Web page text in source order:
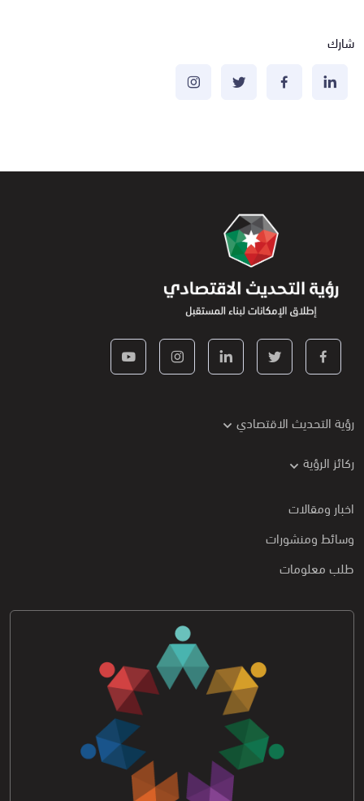
شارك
رؤية التحديث الاقتصادي
ركائز الرؤية
اخبار ومقالات
وسائط ومنشورات
طلب معلومات